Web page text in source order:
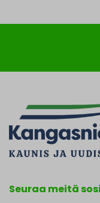
Seuraa meitä